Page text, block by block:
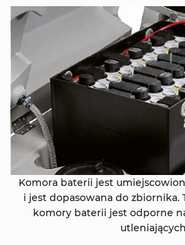
Komora baterii jest
i jest dopasowana do zbiornika.
komory baterii jest odporne